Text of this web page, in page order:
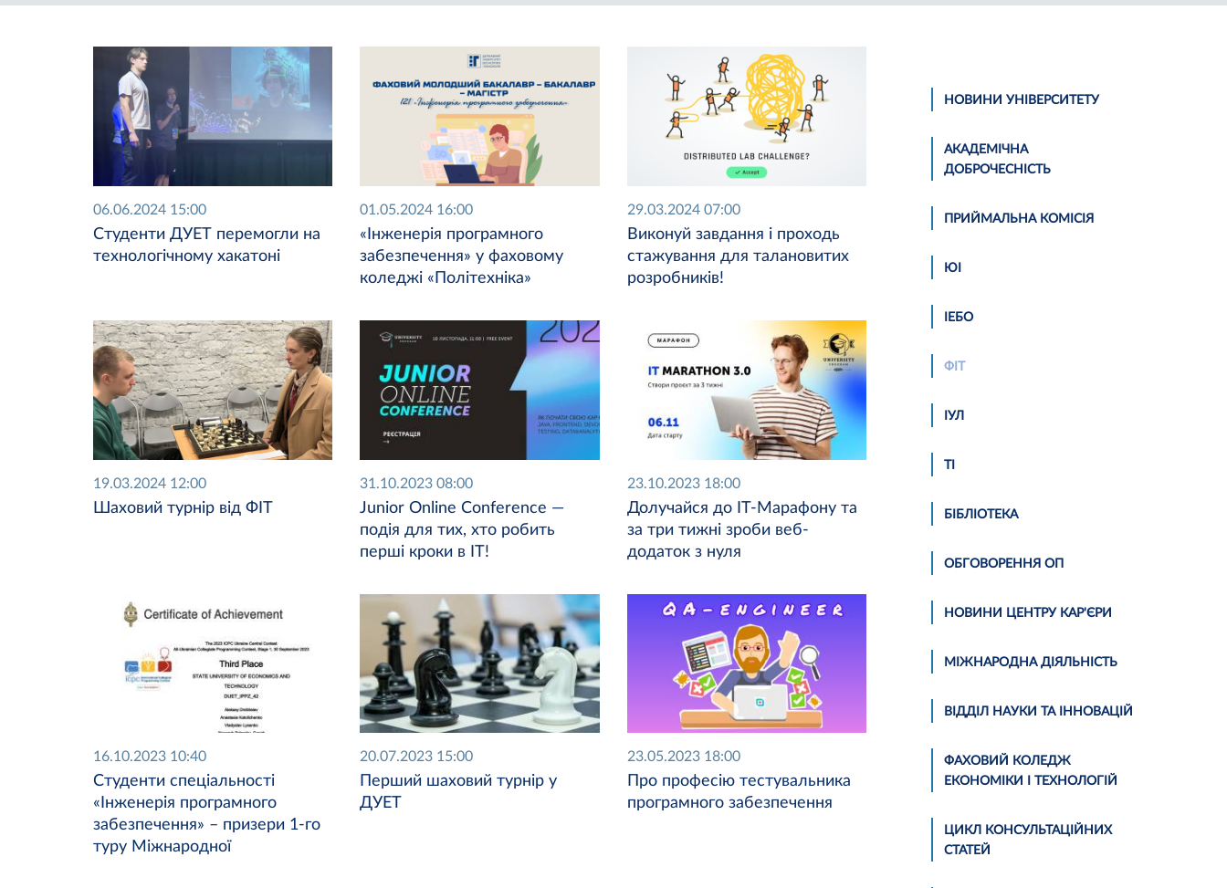
06.06.2024 15:00
Студенти ДУЕТ перемогли на
технологічному хакатоні
01.05.2024 16:00
«Інженерія програмного
забезпечення» у фаховому
коледжі «Політехніка»
29.03.2024 07:00
Виконуй завдання і проходь
стажування для талановитих
розробників!
19.03.2024 12:00
Шаховий турнір від ФІТ
31.10.2023 08:00
Junior Online Conference —
подія для тих, хто робить
перші кроки в ІТ!
23.10.2023 18:00
Долучайся до ІТ-Марафону та
за три тижні зроби веб-
додаток з нуля
16.10.2023 10:40
Студенти спеціальності
«Інженерія програмного
забезпечення» – призери 1-го
туру Міжнародної
20.07.2023 15:00
Перший шаховий турнір у
ДУЕТ
23.05.2023 18:00
Про професію тестувальника
програмного забезпечення
НОВИНИ УНІВЕРСИТЕТУ
АКАДЕМІЧНА
ДОБРОЧЕСНІСТЬ
ПРИЙМАЛЬНА КОМІСІЯ
ЮІ
ІЕБО
ФІТ
ІУЛ
ТІ
БІБЛІОТЕКА
ОБГОВОРЕННЯ ОП
НОВИНИ ЦЕНТРУ КАР'ЄРИ
МІЖНАРОДНА ДІЯЛЬНІСТЬ
ВІДДІЛ НАУКИ ТА ІННОВАЦІЙ
ФАХОВИЙ КОЛЕДЖ
ЕКОНОМІКИ І ТЕХНОЛОГІЙ
ЦИКЛ КОНСУЛЬТАЦІЙНИХ
СТАТЕЙ